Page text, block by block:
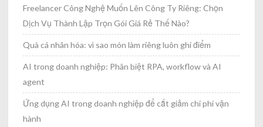
Freelancer Công Nghệ Muốn Lên Công Ty Riêng: Chọn
Dịch Vụ Thành Lập Trọn Gói Giá Rẻ Thế Nào?
Quà cá nhân hóa: vì sao món làm riêng luôn ghi điểm
AI trong doanh nghiệp: Phân biệt RPA, workflow và AI
agent
Ứng dụng AI trong doanh nghiệp để cắt giảm chi phí vận
hành